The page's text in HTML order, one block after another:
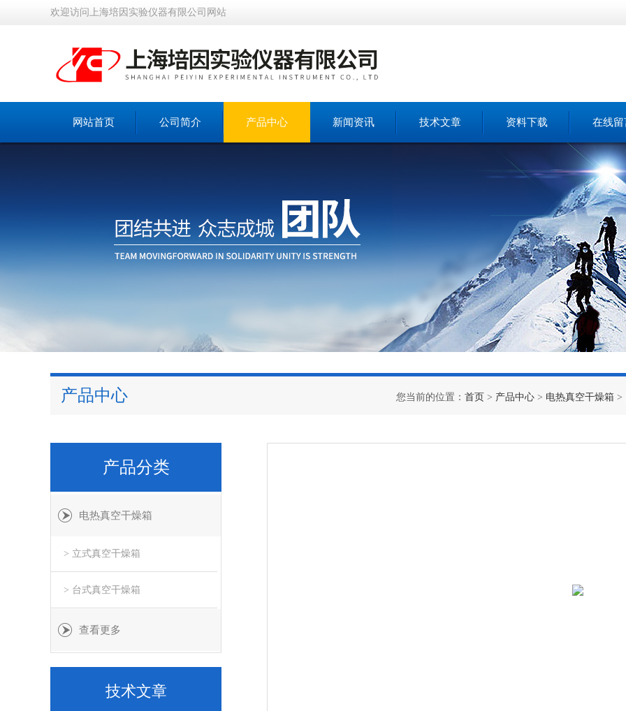
欢迎访问上海培因实验仪器有限公司网站
网站首页 公司简介 产品中心 新闻资讯 技术文章 资料下载 在线留
产品中心 您当前的位置： 首页 > 产品中心 > 电热真空干燥箱 >
产品分类
电热真空干燥箱
> 立式真空干燥箱
> 台式真空干燥箱
查看更多
技术文章